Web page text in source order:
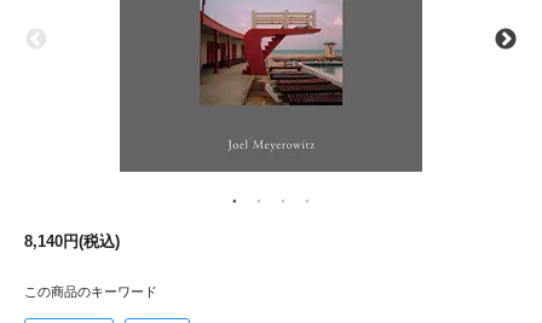
8,140円(税込)
この商品のキーワード